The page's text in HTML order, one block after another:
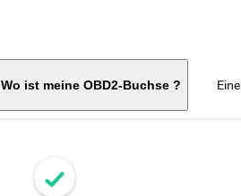
Wo ist meine OBD2-Buchse ?